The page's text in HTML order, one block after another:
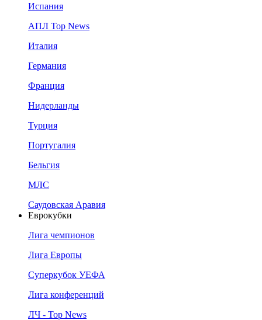
Испания
АПЛ Top News
Италия
Германия
Франция
Нидерланды
Турция
Португалия
Бельгия
МЛС
Саудовская Аравия
Еврокубки
Лига чемпионов
Лига Европы
Суперкубок УЕФА
Лига конференций
ЛЧ - Top News